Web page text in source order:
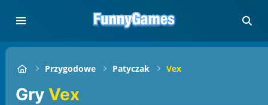
Przygodowe Patyczak Vex
Gry Vex